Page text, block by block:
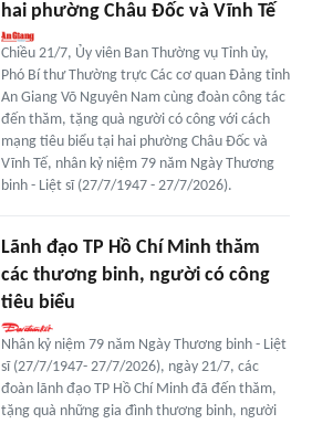
hai phường Châu Đốc và Vĩnh Tế
Chiều 21/7, Ủy viên Ban Thường vụ Tỉnh ủy,
Phó Bí thư Thường trực Các cơ quan Đảng tỉnh
An Giang Võ Nguyên Nam cùng đoàn công tác
đến thăm, tặng quà người có công với cách
mạng tiêu biểu tại hai phường Châu Đốc và
Vĩnh Tế, nhân kỷ niệm 79 năm Ngày Thương
binh - Liệt sĩ (27/7/1947 - 27/7/2026).
Lãnh đạo TP Hồ Chí Minh thăm
các thương binh, người có công
tiêu biểu
Nhân kỷ niệm 79 năm Ngày Thương binh - Liệt
sĩ (27/7/1947- 27/7/2026), ngày 21/7, các
đoàn lãnh đạo TP Hồ Chí Minh đã đến thăm,
tặng quà những gia đình thương binh, người